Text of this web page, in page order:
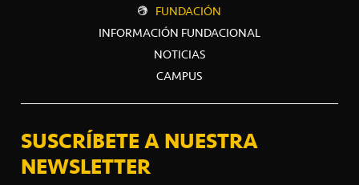
FUNDACIÓN
INFORMACIÓN FUNDACIONAL
NOTICIAS
CAMPUS
SUSCRÍBETE A NUESTRA
NEWSLETTER